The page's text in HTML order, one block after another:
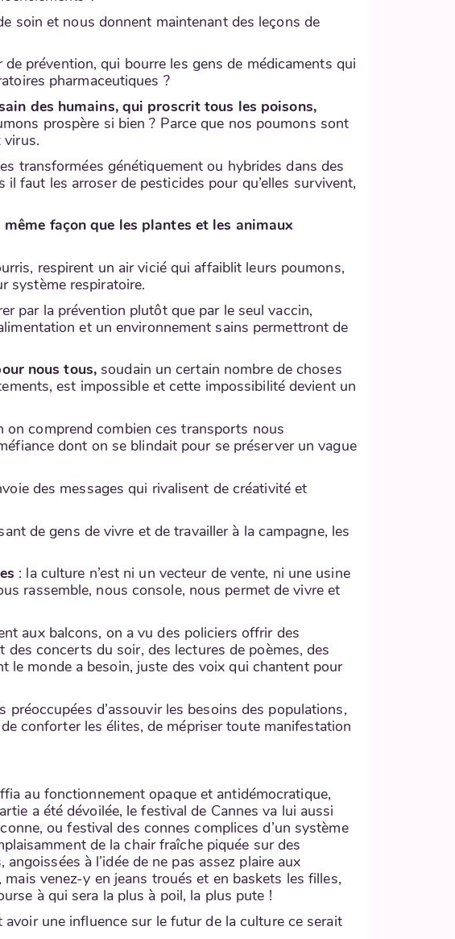
soin et nous donnent maintenant des leçons de
prévention, qui bourre les gens de médicaments qui
pharmaceutiques ?
des humains, qui proscrit tous les poisons,
prospère si bien ? Parce que nos poumons sont
virus.
transformées génétiquement ou hybrides dans des
faut les arroser de pesticides pour qu’elles survivent,
façon que les plantes et les animaux
respirent un air vicié qui affaiblit leurs poumons,
système respiratoire.
par la prévention plutôt que par le seul vaccin,
et un environnement sains permettront de
nous tous, soudain un certain nombre de choses
est impossible et cette impossibilité devient un
comprend combien ces transports nous
dont on se blindait pour se préserver un vague
des messages qui rivalisent de créativité et
de gens de vivre et de travailler à la campagne, les
: la culture n’est ni un vecteur de vente, ni une usine
rassemble, nous console, nous permet de vivre et
aux balcons, on a vu des policiers offrir des
concerts du soir, des lectures de poèmes, des
le monde a besoin, juste des voix qui chantent pour
d’assouvir les besoins des populations,
conforter les élites, de mépriser toute manifestation
au fonctionnement opaque et antidémocratique,
a été dévoilée, le festival de Cannes va lui aussi
ou festival des connes complices d’un système
de la chair fraîche piquée sur des
à l’idée de ne pas assez plaire aux
venez-y en jeans troués et en baskets les filles,
à qui sera la plus à poil, la plus pute !
une influence sur le futur de la culture ce serait